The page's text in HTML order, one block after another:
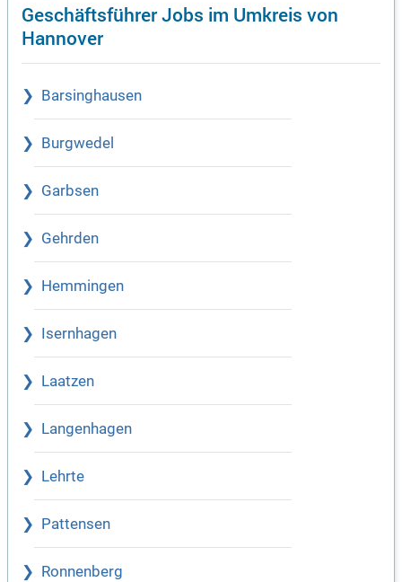
Geschäftsführer Jobs im Umkreis von
Hannover
Barsinghausen
Burgwedel
Garbsen
Gehrden
Hemmingen
Isernhagen
Laatzen
Langenhagen
Lehrte
Pattensen
Ronnenberg